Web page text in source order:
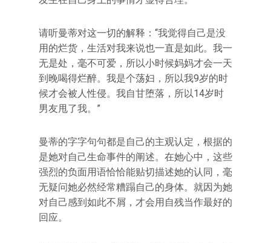
请听曼蒂对这一切的解释：“我觉得自己是没
用的烂货，生活对我来说也一直是如此。我一
无是处，毫不可爱，所以小时候妈妈才会一天
到晚喝得烂醉。我是个荡妇，所以我9岁的时
候才会被人性侵。我自甘堕落，所以14岁时
男友甩了我。”
曼蒂的字字句句都是自己的主观认定，根据的
是她对自己生命事件的阐述。在她心中，这些
强烈的负面用语恰恰能贴切描述她的认同，毫
无疑问她必然经常糟蹋自己的身体。就因为她
对自己感到如此不屑，才会用自残当作最好的
回应。